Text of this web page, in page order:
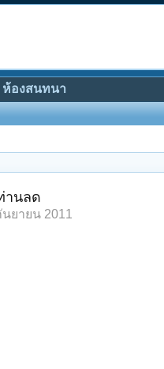
านลด
ยายน 2011
ห้องสนทนา